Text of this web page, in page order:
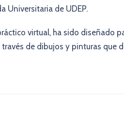
Universitaria de UDEP.
virtual, ha sido diseñado
de dibujos y pinturas que